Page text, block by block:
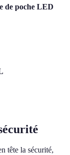
de poche LED
tête la sécurité,